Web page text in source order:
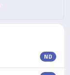
ND